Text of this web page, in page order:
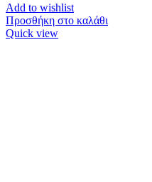
Add to wishlist
Προσθήκη στο καλάθι
Quick view